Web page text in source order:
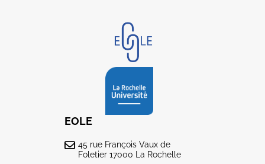
EOLE
45 rue François Vaux de
Foletier 17000 La Rochelle